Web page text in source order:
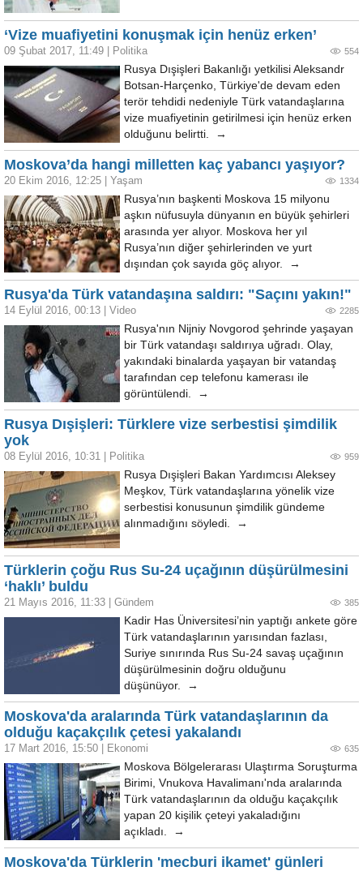
‘Vize muafiyetini konuşmak için henüz erken’
09 Şubat 2017, 11:49 Politika 554
Rusya Dışişleri Bakanlığı yetkilisi Aleksandr
Botsan-Harçenko, Türkiye'de devam eden
terör tehdidi nedeniyle Türk vatandaşlarına
vize muafiyetinin getirilmesi için henüz erken
olduğunu belirtti. →
Moskova’da hangi milletten kaç yabancı yaşıyor?
20 Ekim 2016, 12:25 Yaşam 1334
Rusya’nın başkenti Moskova 15 milyonu
aşkın nüfusuyla dünyanın en büyük şehirleri
arasında yer alıyor. Moskova her yıl
Rusya’nın diğer şehirlerinden ve yurt
dışından çok sayıda göç alıyor. →
Rusya'da Türk vatandaşına saldırı: "Saçını yakın!"
14 Eylül 2016, 00:13 Video 2285
Rusya'nın Nijniy Novgorod şehrinde yaşayan
bir Türk vatandaşı saldırıya uğradı. Olay,
yakındaki binalarda yaşayan bir vatandaş
tarafından cep telefonu kamerası ile
görüntülendi. →
Rusya Dışişleri: Türklere vize serbestisi şimdilik
yok
08 Eylül 2016, 10:31 Politika 959
Rusya Dışişleri Bakan Yardımcısı Aleksey
Meşkov, Türk vatandaşlarına yönelik vize
serbestisi konusunun şimdilik gündeme
alınmadığını söyledi. →
Türklerin çoğu Rus Su-24 uçağının düşürülmesini
‘haklı’ buldu
21 Mayıs 2016, 11:33 Gündem 385
Kadir Has Üniversitesi’nin yaptığı ankete göre
Türk vatandaşlarının yarısından fazlası,
Suriye sınırında Rus Su-24 savaş uçağının
düşürülmesinin doğru olduğunu
düşünüyor. →
Moskova'da aralarında Türk vatandaşlarının da
olduğu kaçakçılık çetesi yakalandı
17 Mart 2016, 15:50 Ekonomi 635
Moskova Bölgelerarası Ulaştırma Soruşturma
Birimi, Vnukova Havalimanı'nda aralarında
Türk vatandaşlarının da olduğu kaçakçılık
yapan 20 kişilik çeteyi yakaladığını
açıkladı. →
Moskova'da Türklerin 'mecburi ikamet' günleri